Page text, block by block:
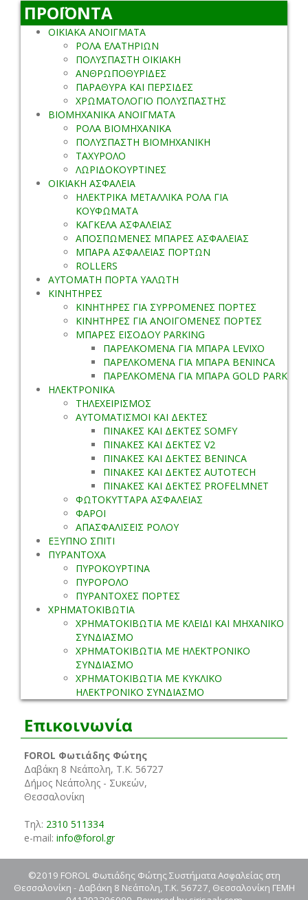
ΠΡΟΪΟΝΤΑ
ΟΙΚΙΑΚΑ ΑΝΟΙΓΜΑΤΑ
ΡΟΛΑ ΕΛΑΤΗΡΙΩΝ
ΠΟΛΥΣΠΑΣΤΗ ΟΙΚΙΑΚΗ
ΑΝΘΡΩΠΟΘΥΡΙΔΕΣ
ΠΑΡΑΘΥΡΑ ΚΑΙ ΠΕΡΣΙΔΕΣ
ΧΡΩΜΑΤΟΛΟΓΙΟ ΠΟΛΥΣΠΑΣΤΗΣ
ΒΙΟΜΗΧΑΝΙΚΑ ΑΝΟΙΓΜΑΤΑ
ΡΟΛΑ ΒΙΟΜΗΧΑΝΙΚΑ
ΠΟΛΥΣΠΑΣΤΗ ΒΙΟΜΗΧΑΝΙΚΗ
ΤΑΧΥΡΟΛΟ
ΛΩΡΙΔΟΚΟΥΡΤΙΝΕΣ
ΟΙΚΙΑΚΗ ΑΣΦΑΛΕΙΑ
ΗΛΕΚΤΡΙΚΑ ΜΕΤΑΛΛΙΚΑ ΡΟΛΑ ΓΙΑ
ΚΟΥΦΩΜΑΤΑ
ΚΑΓΚΕΛΑ ΑΣΦΑΛΕΙΑΣ
ΑΠΟΣΠΩΜΕΝΕΣ ΜΠΑΡΕΣ ΑΣΦΑΛΕΙΑΣ
ΜΠΑΡΑ ΑΣΦΑΛΕΙΑΣ ΠΟΡΤΩΝ
ROLLERS
ΑΥΤΟΜΑΤΗ ΠΟΡΤΑ ΥΑΛΩΤΗ
ΚΙΝΗΤΗΡΕΣ
ΚΙΝΗΤΗΡΕΣ ΓΙΑ ΣΥΡΡΟΜΕΝΕΣ ΠΟΡΤΕΣ
ΚΙΝΗΤΗΡΕΣ ΓΙΑ ΑΝΟΙΓΟΜΕΝΕΣ ΠΟΡΤΕΣ
ΜΠΑΡΕΣ ΕΙΣΟΔΟΥ PARKING
ΠΑΡΕΛΚΟΜΕΝΑ ΓΙΑ ΜΠΑΡΑ LEVIXO
ΠΑΡΕΛΚΟΜΕΝΑ ΓΙΑ ΜΠΑΡΑ BENINCA
ΠΑΡΕΛΚΟΜΕΝΑ ΓΙΑ ΜΠΑΡΑ GOLD PARK
ΗΛΕΚΤΡΟΝΙΚΑ
ΤΗΛΕΧΕΙΡΙΣΜΟΣ
ΑΥΤΟΜΑΤΙΣΜΟΙ ΚΑΙ ΔΕΚΤΕΣ
ΠΙΝΑΚΕΣ ΚΑΙ ΔΕΚΤΕΣ SOMFY
ΠΙΝΑΚΕΣ ΚΑΙ ΔΕΚΤΕΣ V2
ΠΙΝΑΚΕΣ ΚΑΙ ΔΕΚΤΕΣ BENINCA
ΠΙΝΑΚΕΣ ΚΑΙ ΔΕΚΤΕΣ AUTOTECH
ΠΙΝΑΚΕΣ ΚΑΙ ΔΕΚΤΕΣ PROFELMNET
ΦΩΤΟΚΥΤΤΑΡΑ ΑΣΦΑΛΕΙΑΣ
ΦΑΡΟΙ
ΑΠΑΣΦΑΛΙΣΕΙΣ ΡΟΛΟΥ
ΕΞΥΠΝΟ ΣΠΙΤΙ
ΠΥΡΑΝΤΟΧΑ
ΠΥΡΟΚΟΥΡΤΙΝΑ
ΠΥΡΟΡΟΛΟ
ΠΥΡΑΝΤΟΧΕΣ ΠΟΡΤΕΣ
ΧΡΗΜΑΤΟΚΙΒΩΤΙΑ
ΧΡΗΜΑΤΟΚΙΒΩΤΙΑ ΜΕ ΚΛΕΙΔΙ ΚΑΙ ΜΗΧΑΝΙΚΟ
ΣΥΝΔΙΑΣΜΟ
ΧΡΗΜΑΤΟΚΙΒΩΤΙΑ ΜΕ ΗΛΕΚΤΡΟΝΙΚΟ
ΣΥΝΔΙΑΣΜΟ
ΧΡΗΜΑΤΟΚΙΒΩΤΙΑ ΜΕ ΚΥΚΛΙΚΟ
ΗΛΕΚΤΡΟΝΙΚΟ ΣΥΝΔΙΑΣΜΟ
Επικοινωνία
FOROL Φωτιάδης Φώτης
Δαβάκη 8 Νεάπολη, Τ.Κ. 56727
Δήμος Νεάπολης - Συκεών,
Θεσσαλονίκη
Τηλ: 2310 511334
e-mail: info@forol.gr
©2019 FOROL Φωτιάδης Φώτης Συστήματα Ασφαλείας στη
Θεσσαλονίκη - Δαβάκη 8 Νεάπολη, Τ.Κ. 56727, Θεσσαλονίκη ΓΕΜΗ